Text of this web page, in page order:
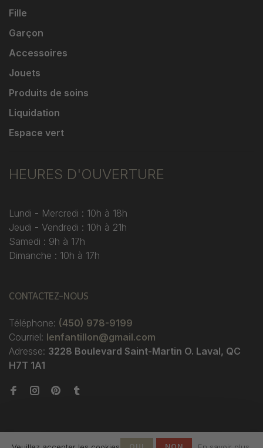
Fille
Garçon
Accessoires
Jouets
Produits de soins
Liquidation
Espace vert
HEURES D'OUVERTURE
Lundi - Mercredi : 10h à 18h
Jeudi - Vendredi : 10h à 21h
Samedi : 9h à 17h
Dimanche : 10h à 17h
CONTACTEZ-NOUS
Téléphone: (450) 978-9199
Courriel: lenfantillon@gmail.com
Adresse: 3228 Boulevard Saint-Martin O. Laval, QC
H7T 1A1